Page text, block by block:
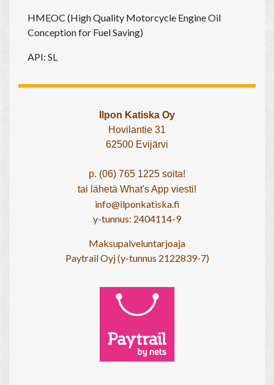
HMEOC (High Quality Motorcycle Engine Oil
Conception for Fuel Saving)
API: SL
Ilpon Katiska Oy
Hovilantie 31
62500 Evijärvi
p. (06) 765 1225 soita!
tai lähetä What's App viesti!
info@ilponkatiska.fi
y-tunnus: 2404114-9
Maksupalveluntarjoaja
Paytrail Oyj (y-tunnus 2122839-7)